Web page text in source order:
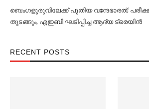
ബെംഗളൂരുവിലേക്ക് പുതിയ വന്ദേഭാരത്;
തുടങ്ങും, എഇബി ഘടിപ്പിച്ച ആദ്യ ട്രെയിന്‍
RECENT POSTS